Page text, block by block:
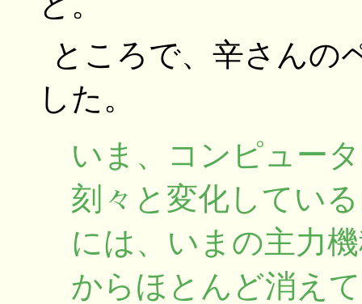
ところで、辛さんの
した。
いま、コンピュー
刻々と変化してい
には、いまの主力
からほとんど消え